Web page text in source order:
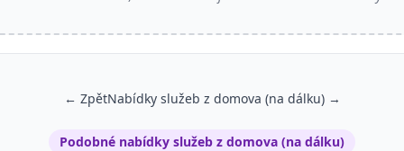
← ZpětNabídky služeb z domova (na dálku) →
Podobné nabídky služeb z domova (na dálku)